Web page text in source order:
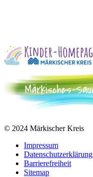
© 2024 Märkischer Kreis
Impressum
Datenschutzerklärung
Barrierefreiheit
Sitemap